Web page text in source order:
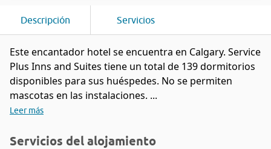
Descripción Servicios
Este encantador hotel se encuentra en Calgary. Service
Plus Inns and Suites tiene un total de 139 dormitorios
disponibles para sus huéspedes. No se permiten
mascotas en las instalaciones. ...
Leer más
Servicios del alojamiento